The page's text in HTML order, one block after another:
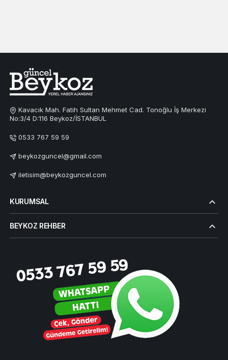
Kavacık Mah. Fatih Sultan Mehmet Cad. Tonoğlu İş Merkezi
No:3/4 D:116 Beykoz/İSTANBUL
0533 767 59 59
beykozguncel@gmail.com
iletisim@beykozguncel.com
KURUMSAL
BEYKOZ REHBER